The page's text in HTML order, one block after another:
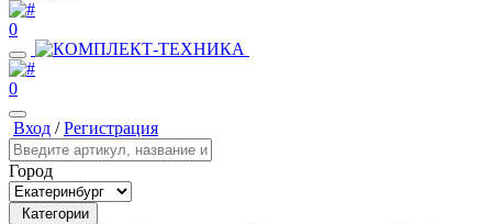
0
0
Вход /Регистрация
Город
Категории